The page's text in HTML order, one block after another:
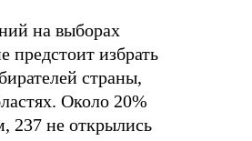
на выборах
предстоит избрать
страны,
Около 20%
237 не открылись